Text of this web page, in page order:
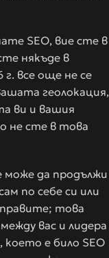
SEO, вие сте в
някъде в
г. все още не се
геолокация,
ви и вашия
не сте в това
може да продължи
по себе си или
това
вас и лидера
което е било SEO